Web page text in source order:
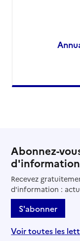
Abonnez-
d'information
Recevez
d'information :
S'abonner
Voir toutes les